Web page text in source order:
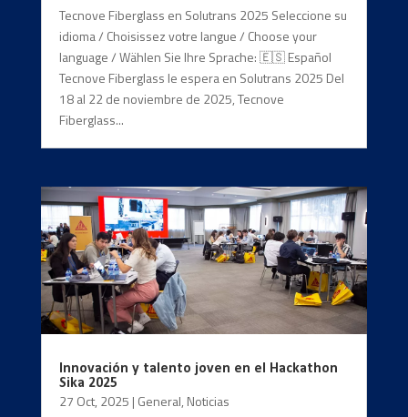
Tecnove Fiberglass en Solutrans 2025 Seleccione su
idioma / Choisissez votre langue / Choose your
language / Wählen Sie Ihre Sprache: 🇪🇸 Español
Tecnove Fiberglass le espera en Solutrans 2025 Del
18 al 22 de noviembre de 2025, Tecnove
Fiberglass...
Innovación y talento joven en el Hackathon
Sika 2025
27 Oct, 2025 | General, Noticias